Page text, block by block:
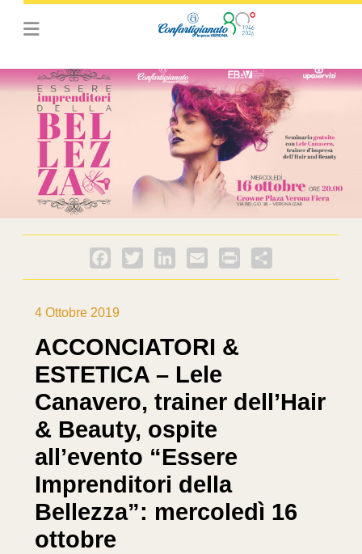
Facebook
Twitter LinkedInEmail PrintFriendly
4 Ottobre 2019
ACCONCIATORI &
ESTETICA – Lele
Canavero, trainer dell’Hair
& Beauty, ospite
all’evento “Essere
Imprenditori della
Bellezza”: mercoledì 16
ottobre